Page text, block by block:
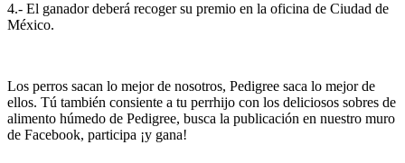
4.- El ganador deberá recoger su premio en la oficina de Ciudad de
México.
Los perros sacan lo mejor de nosotros, Pedigree saca lo mejor de
ellos. Tú también consiente a tu perrhijo con los deliciosos sobres de
alimento húmedo de Pedigree, busca la publicación en nuestro muro
de Facebook, participa ¡y gana!